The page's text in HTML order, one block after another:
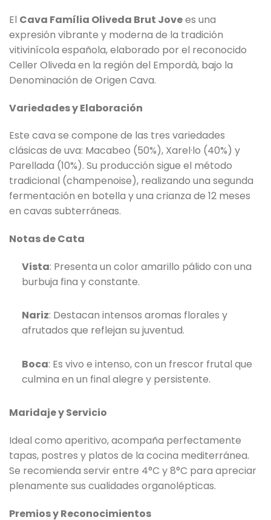
El Cava Família Oliveda Brut Jovees una
expresión vibrante y moderna de la tradición
vitivinícola española, elaborado por el reconocido
Celler Oliveda en la región del Empordà, bajo la
Denominación de Origen Cava.
Variedades y Elaboración
Este cava se compone de las tres variedades
clásicas de uva: Macabeo (50%), Xarel·lo (40%) y
Parellada (10%). Su producción sigue el método
tradicional (champenoise), realizando una segunda
fermentación en botella y una crianza de 12 meses
en cavas subterráneas.
Notas de Cata
Vista: Presenta un color amarillo pálido con una
burbuja fina y constante.
Nariz: Destacan intensos aromas florales y
afrutados que reflejan su juventud.
Boca: Es vivo e intenso, con un frescor frutal que
culmina en un final alegre y persistente.
Maridaje y Servicio
Ideal como aperitivo, acompaña perfectamente
tapas, postres y platos de la cocina mediterránea.
Se recomienda servir entre 4°C y 8°C para apreciar
plenamente sus cualidades organolépticas.
Premios y Reconocimientos